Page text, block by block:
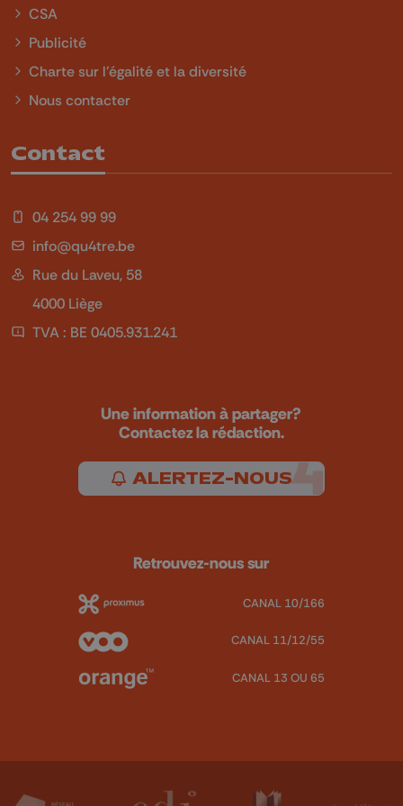
CSA
Publicité
Charte sur l'égalité et la diversité
Nous contacter
Contact
04 254 99 99
info@qu4tre.be
Rue du Laveu, 58
4000 Liège
TVA : BE 0405.931.241
Une information à partager?
Contactez la rédaction.
ALERTEZ-NOUS
Retrouvez-nous sur
CANAL 10/166
CANAL 11/12/55
CANAL 13 OU 65